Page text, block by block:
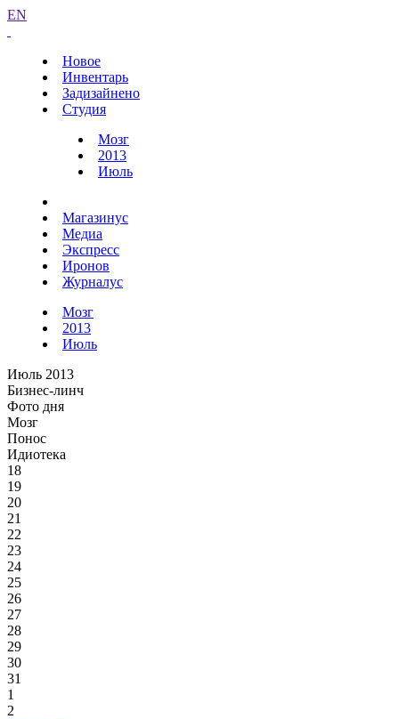
EN
Новое
Инвентарь
Задизайнено
Студия
Мозг
2013
Июль
Магазинус
Медиа
Экспресс
Иронов
Журналус
Мозг
2013
Июль
Июль 2013
Бизнес-линч
Фото дня
Мозг
Понос
Идиотека
18
19
20
21
22
23
24
25
26
27
28
29
30
31
1
2